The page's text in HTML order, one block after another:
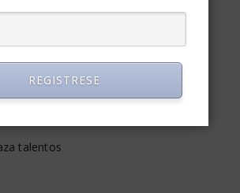
de Empleo y RRHH
talentos
REGISTRESE